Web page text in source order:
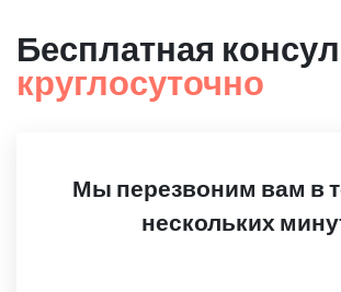
Бесплатная
круглосуточно
Мы перезвоним вам в
нескольких